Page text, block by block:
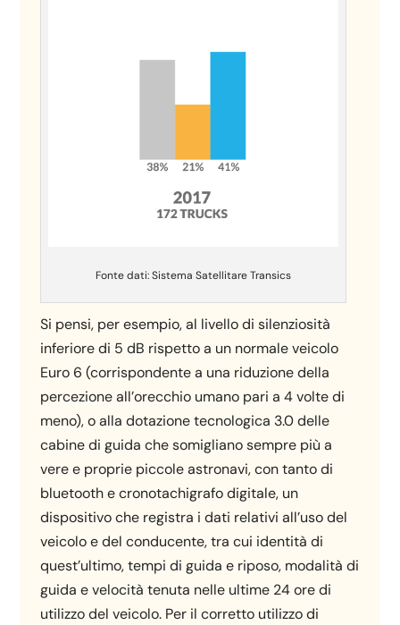
Fonte dati: Sistema Satellitare Transics
Si pensi, per esempio, al livello di silenziosità
inferiore di 5 dB rispetto a un normale veicolo
Euro 6 (corrispondente a una riduzione della
percezione all’orecchio umano pari a 4 volte di
meno), o alla dotazione tecnologica 3.0 delle
cabine di guida che somigliano sempre più a
vere e proprie piccole astronavi, con tanto di
bluetooth e cronotachigrafo digitale, un
dispositivo che registra i dati relativi all’uso del
veicolo e del conducente, tra cui identità di
quest’ultimo, tempi di guida e riposo, modalità di
guida e velocità tenuta nelle ultime 24 ore di
utilizzo del veicolo. Per il corretto utilizzo di